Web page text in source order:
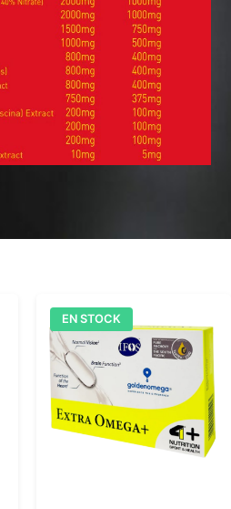
EN STOCK